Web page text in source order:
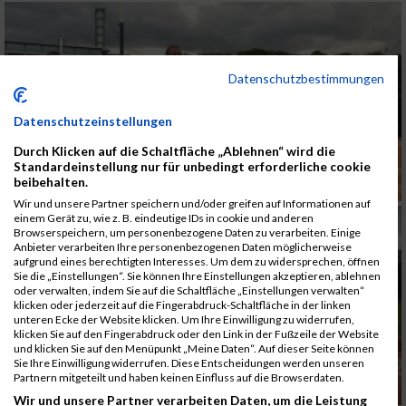
Datenschutzbestimmungen
Datenschutzeinstellungen
Durch Klicken auf die Schaltfläche „Ablehnen“ wird die
Standardeinstellung nur für unbedingt erforderliche cookie
beibehalten.
Wir und unsere Partner speichern und/oder greifen auf Informationen auf
einem Gerät zu, wie z. B. eindeutige IDs in cookie und anderen
Browserspeichern, um personenbezogene Daten zu verarbeiten. Einige
Anbieter verarbeiten Ihre personenbezogenen Daten möglicherweise
aufgrund eines berechtigten Interesses. Um dem zu widersprechen, öffnen
Sie die „Einstellungen“. Sie können Ihre Einstellungen akzeptieren, ablehnen
oder verwalten, indem Sie auf die Schaltfläche „Einstellungen verwalten“
klicken oder jederzeit auf die Fingerabdruck-Schaltfläche in der linken
unteren Ecke der Website klicken. Um Ihre Einwilligung zu widerrufen,
klicken Sie auf den Fingerabdruck oder den Link in der Fußzeile der Website
und klicken Sie auf den Menüpunkt „Meine Daten“. Auf dieser Seite können
Sie Ihre Einwilligung widerrufen. Diese Entscheidungen werden unseren
Partnern mitgeteilt und haben keinen Einfluss auf die Browserdaten.
Wir und unsere Partner verarbeiten Daten, um die Leistung